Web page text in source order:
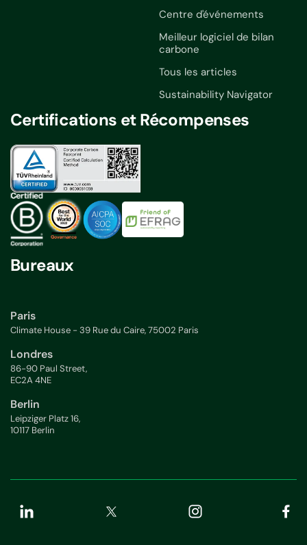
Centre d'événements
Meilleur logiciel de bilan
carbone
Tous les articles
Sustainability Navigator
Certifications et Récompenses
Bureaux
Paris
Climate House - 39 Rue du Caire, 75002 Paris
Londres
86-90 Paul Street,
EC2A 4NE
Berlin
Leipziger Platz 16,
10117 Berlin